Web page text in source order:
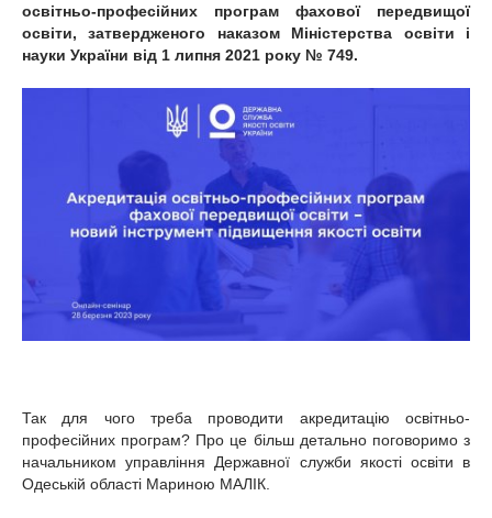
освітньо-професійних програм фахової передвищої
освіти, затвердженого наказом Міністерства освіти і
науки України від 1 липня 2021 року № 749.
Так для чого треба проводити акредитацію освітньо-
професійних програм? Про це більш детально поговоримо з
начальником управління Державної служби якості освіти в
Одеській області Мариною МАЛІК.